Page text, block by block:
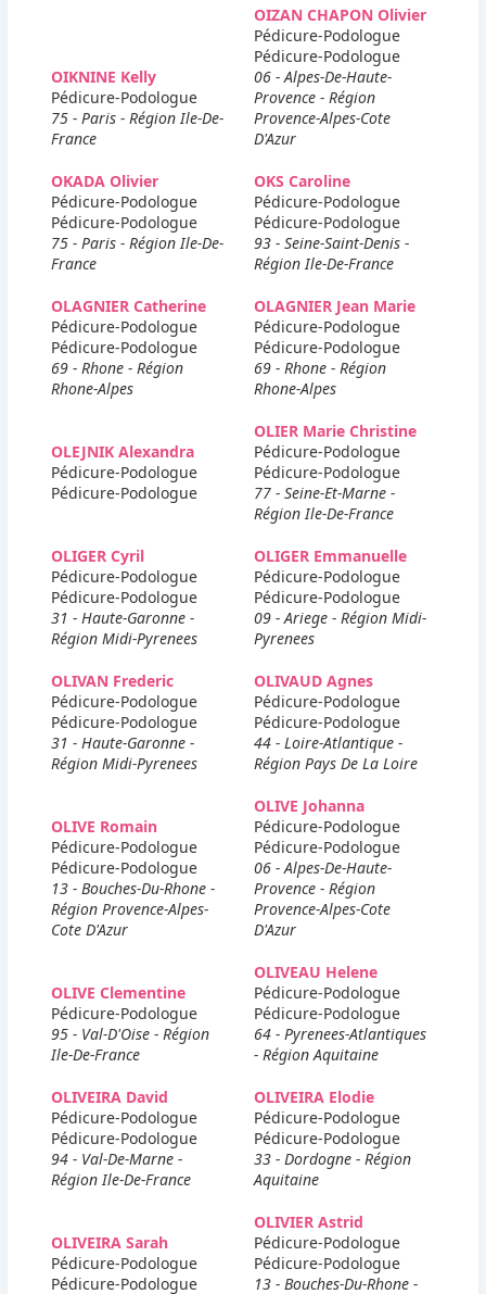
OIKNINE Kelly
Pédicure-Podologue
75 - Paris - Région Ile-De-
France
OIZAN CHAPON Olivier
Pédicure-Podologue
Pédicure-Podologue
06 - Alpes-De-Haute-
Provence - Région
Provence-Alpes-Cote
D'Azur
OKADA Olivier
Pédicure-Podologue
Pédicure-Podologue
75 - Paris - Région Ile-De-
France
OKS Caroline
Pédicure-Podologue
Pédicure-Podologue
93 - Seine-Saint-Denis -
Région Ile-De-France
OLAGNIER Catherine
Pédicure-Podologue
Pédicure-Podologue
69 - Rhone - Région
Rhone-Alpes
OLAGNIER Jean Marie
Pédicure-Podologue
Pédicure-Podologue
69 - Rhone - Région
Rhone-Alpes
OLEJNIK Alexandra
Pédicure-Podologue
Pédicure-Podologue
OLIER Marie Christine
Pédicure-Podologue
Pédicure-Podologue
77 - Seine-Et-Marne -
Région Ile-De-France
OLIGER Cyril
Pédicure-Podologue
Pédicure-Podologue
31 - Haute-Garonne -
Région Midi-Pyrenees
OLIGER Emmanuelle
Pédicure-Podologue
Pédicure-Podologue
09 - Ariege - Région Midi-
Pyrenees
OLIVAN Frederic
Pédicure-Podologue
Pédicure-Podologue
31 - Haute-Garonne -
Région Midi-Pyrenees
OLIVAUD Agnes
Pédicure-Podologue
Pédicure-Podologue
44 - Loire-Atlantique -
Région Pays De La Loire
OLIVE Romain
Pédicure-Podologue
Pédicure-Podologue
13 - Bouches-Du-Rhone -
Région Provence-Alpes-
Cote D'Azur
OLIVE Johanna
Pédicure-Podologue
Pédicure-Podologue
06 - Alpes-De-Haute-
Provence - Région
Provence-Alpes-Cote
D'Azur
OLIVE Clementine
Pédicure-Podologue
95 - Val-D'Oise - Région
Ile-De-France
OLIVEAU Helene
Pédicure-Podologue
Pédicure-Podologue
64 - Pyrenees-Atlantiques
- Région Aquitaine
OLIVEIRA David
Pédicure-Podologue
Pédicure-Podologue
94 - Val-De-Marne -
Région Ile-De-France
OLIVEIRA Elodie
Pédicure-Podologue
Pédicure-Podologue
33 - Dordogne - Région
Aquitaine
OLIVEIRA Sarah
Pédicure-Podologue
Pédicure-Podologue
OLIVIER Astrid
Pédicure-Podologue
Pédicure-Podologue
13 - Bouches-Du-Rhone -